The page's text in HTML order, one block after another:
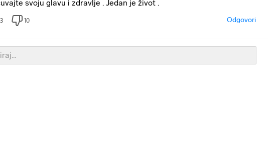
svoju glavu i zdravlje . Jedan je život .
3 10 Odgovori